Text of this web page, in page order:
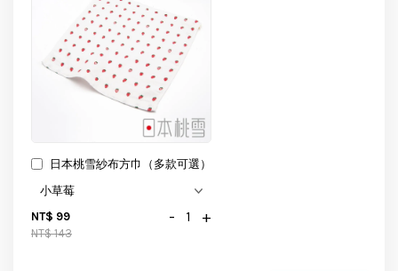
日本桃雪紗布方巾（多款可選）
NT$ 99
NT$ 143
- +